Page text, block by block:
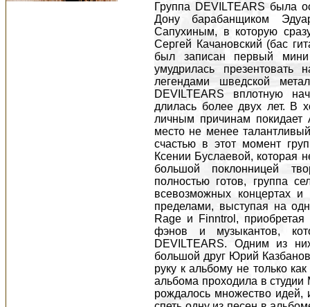
Группа DEVILTEARS была
Дону барабанщиком
Сапухиным, в которую
Сергей Качановский (бас
был записан первый
умудрилась
легендами шведской
DEVILTEARS вплотную
длилась более двух лет. В
личным причинам
место не менее
счастью в этот момент
Ксении Буслаевой, которая
большой поклонницей
полностью готов, группа
всевозможных концертах
пределами, выступая на
Rage и Finntrol,
фэнов и музыкантов,
DEVILTEARS. Одним из
большой друг Юрий
руку к альбому не только
альбома проходила в
рождалось множество идей,